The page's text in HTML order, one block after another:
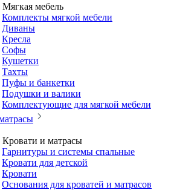
Мягкая мебель
Комплекты мягкой мебели
Диваны
Кресла
Софы
Кушетки
Тахты
Пуфы и банкетки
Подушки и валики
Комплектующие для мягкой мебели
Кровати и матрасы
Гарнитуры и системы спальные
Кровати для детской
Кровати
Основания для кроватей и матрасов